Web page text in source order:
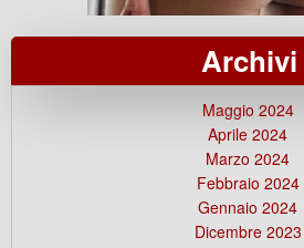
Archivi
Maggio 2024
Aprile 2024
Marzo 2024
Febbraio 2024
Gennaio 2024
Dicembre 2023